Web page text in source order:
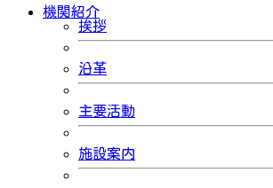
機関紹介
挨拶
沿革
主要活動
施設案内